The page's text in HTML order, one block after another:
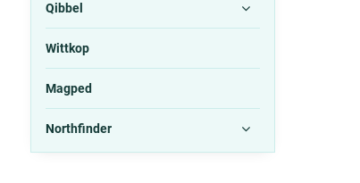
Qibbel
Wittkop
Magped
Northfinder